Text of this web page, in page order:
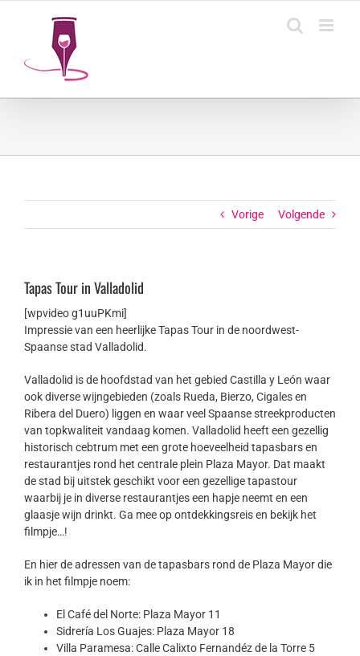
Vorige Volgende
Tapas Tour in Valladolid
​[wpvideo g1uuPKmi]​
Impressie van een heerlijke Tapas Tour in de noordwest-
Spaanse stad Valladolid.
Valladolid is de hoofdstad van het gebied Castilla y León waar
ook diverse wijngebieden (zoals Rueda, Bierzo, Cigales en
Ribera del Duero) liggen en waar veel Spaanse streekproducten
van topkwaliteit vandaag komen. Valladolid heeft een gezellig
historisch cebtrum met een grote hoeveelheid tapasbars en
restaurantjes rond het centrale plein Plaza Mayor. Dat maakt
de stad bij uitstek geschikt voor een gezellige tapastour
waarbij je in diverse restaurantjes een hapje neemt en een
glaasje wijn drinkt. Ga mee op ontdekkingsreis en bekijk het
filmpje…!
En hier de adressen van de tapasbars rond de Plaza Mayor die
ik in het filmpje noem:
El Café del Norte: Plaza Mayor 11
Sidrería Los Guajes: Plaza Mayor 18
Villa Paramesa: Calle Calixto Fernandéz de la Torre 5